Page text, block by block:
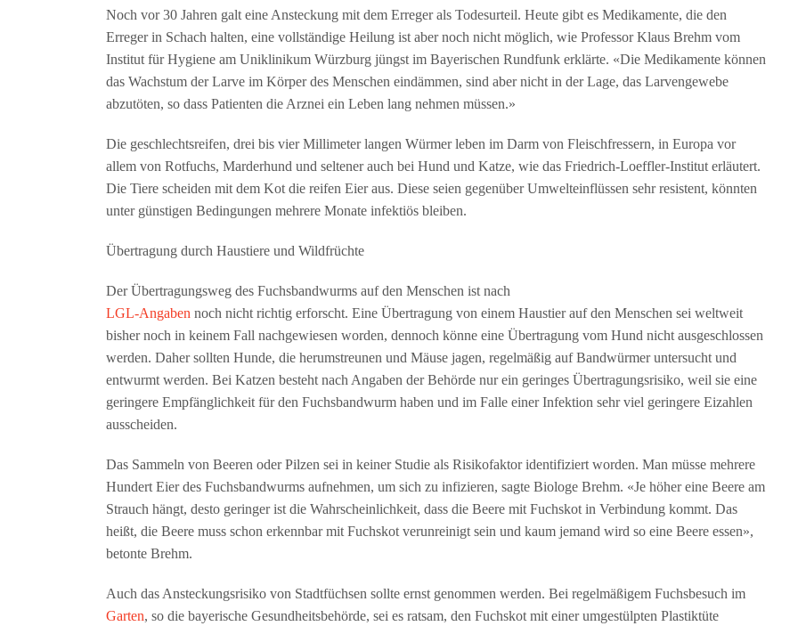
Noch vor 30 Jahren galt eine Ansteckung mit dem Erreger als Todesurteil. Heute gibt es Medikamente, die den
Erreger in Schach halten, eine vollständige Heilung ist aber noch nicht möglich, wie Professor Klaus Brehm vom
Institut für Hygiene am Uniklinikum Würzburg jüngst im Bayerischen Rundfunk erklärte. «Die Medikamente können
das Wachstum der Larve im Körper des Menschen eindämmen, sind aber nicht in der Lage, das Larvengewebe
abzutöten, so dass Patienten die Arznei ein Leben lang nehmen müssen.»
Die geschlechtsreifen, drei bis vier Millimeter langen Würmer leben im Darm von Fleischfressern, in Europa vor
allem von Rotfuchs, Marderhund und seltener auch bei Hund und Katze, wie das Friedrich-Loeffler-Institut erläutert.
Die Tiere scheiden mit dem Kot die reifen Eier aus. Diese seien gegenüber Umwelteinflüssen sehr resistent, könnten
unter günstigen Bedingungen mehrere Monate infektiös bleiben.
Übertragung durch Haustiere und Wildfrüchte
Der Übertragungsweg des Fuchsbandwurms auf den Menschen ist nach
LGL-Angaben noch nicht richtig erforscht. Eine Übertragung von einem Haustier auf den Menschen sei weltweit
bisher noch in keinem Fall nachgewiesen worden, dennoch könne eine Übertragung vom Hund nicht ausgeschlossen
werden. Daher sollten Hunde, die herumstreunen und Mäuse jagen, regelmäßig auf Bandwürmer untersucht und
entwurmt werden. Bei Katzen besteht nach Angaben der Behörde nur ein geringes Übertragungsrisiko, weil sie eine
geringere Empfänglichkeit für den Fuchsbandwurm haben und im Falle einer Infektion sehr viel geringere Eizahlen
ausscheiden.
Das Sammeln von Beeren oder Pilzen sei in keiner Studie als Risikofaktor identifiziert worden. Man müsse mehrere
Hundert Eier des Fuchsbandwurms aufnehmen, um sich zu infizieren, sagte Biologe Brehm. «Je höher eine Beere am
Strauch hängt, desto geringer ist die Wahrscheinlichkeit, dass die Beere mit Fuchskot in Verbindung kommt. Das
heißt, die Beere muss schon erkennbar mit Fuchskot verunreinigt sein und kaum jemand wird so eine Beere essen»,
betonte Brehm.
Auch das Ansteckungsrisiko von Stadtfüchsen sollte ernst genommen werden. Bei regelmäßigem Fuchsbesuch im
Garten, so die bayerische Gesundheitsbehörde, sei es ratsam, den Fuchskot mit einer umgestülpten Plastiktüte